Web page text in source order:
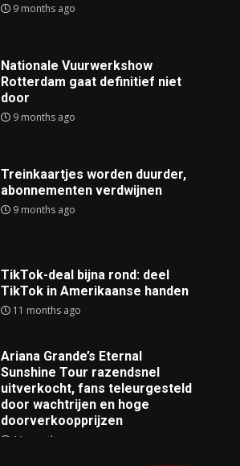
9 months ago
Nationale Vuurwerkshow
Rotterdam gaat definitief niet
door
9 months ago
Treinkaartjes worden duurder,
abonnementen verdwijnen
9 months ago
TikTok-deal bijna rond: deel
TikTok in Amerikaanse handen
11 months ago
Ariana Grande’s Eternal
Sunshine Tour razendsnel
uitverkocht, fans teleurgesteld
door wachtrijen en hoge
doorverkoopprijzen
11 months ago